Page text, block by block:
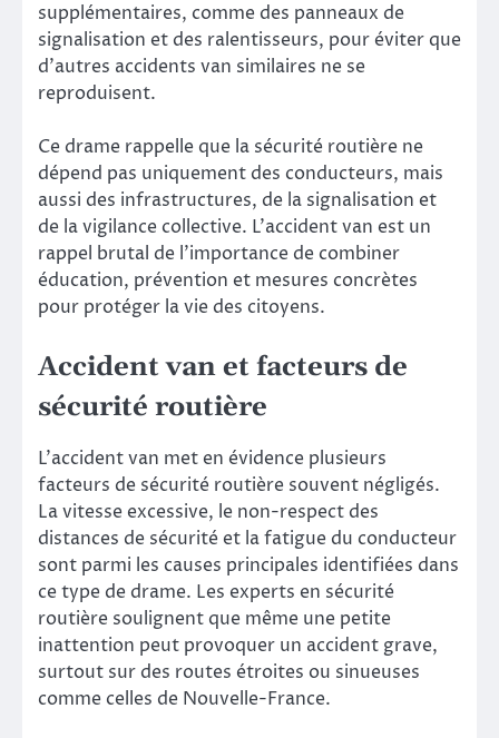
supplémentaires, comme des panneaux de
signalisation et des ralentisseurs, pour éviter que
d’autres accidents van similaires ne se
reproduisent.
Ce drame rappelle que la sécurité routière ne
dépend pas uniquement des conducteurs, mais
aussi des infrastructures, de la signalisation et
de la vigilance collective. L’accident van est un
rappel brutal de l’importance de combiner
éducation, prévention et mesures concrètes
pour protéger la vie des citoyens.
Accident van et facteurs de
sécurité routière
L’accident van met en évidence plusieurs
facteurs de sécurité routière souvent négligés.
La vitesse excessive, le non-respect des
distances de sécurité et la fatigue du conducteur
sont parmi les causes principales identifiées dans
ce type de drame. Les experts en sécurité
routière soulignent que même une petite
inattention peut provoquer un accident grave,
surtout sur des routes étroites ou sinueuses
comme celles de Nouvelle-France.